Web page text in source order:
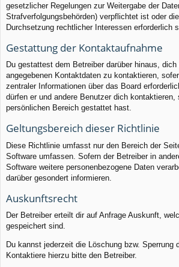
gesetzlicher Regelungen zur Weitergabe der
Strafverfolgungsbehörden) verpflichtet ist oder
Durchsetzung rechtlicher Interessen erforderlich
Gestattung der Kontaktaufnahme
Du gestattest dem Betreiber darüber hinaus,
angegebenen Kontaktdaten zu kontaktieren,
zentraler Informationen über das Board
dürfen er und andere Benutzer dich kontaktieren,
persönlichen Bereich gestattet hast.
Geltungsbereich dieser Richtlinie
Diese Richtlinie umfasst nur den Bereich der
Software umfassen. Sofern der Betreiber in
Software weitere personenbezogene Daten
darüber gesondert informieren.
Auskunftsrecht
Der Betreiber erteilt dir auf Anfrage Auskunft,
gespeichert sind.
Du kannst jederzeit die Löschung bzw. Sperrung
Kontaktiere hierzu bitte den Betreiber.